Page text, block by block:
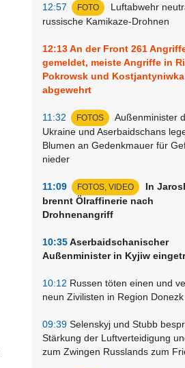
12:57 FOTO
Luftabwehr
russische Kamikaze-Drohnen
12:13An der Front 261
gemeldet, meiste Angriffe in
Pokrowsk und Kostjantyniwka
abgewehrt
11:32 FOTOS
Außenminister
Ukraine und Aserbaidschans
Blumen an Gedenkmauer für
nieder
11:09 FOTOS, VIDEO
In
brennt Ölraffinerie nach
Drohnenangriff
10:35Aserbaidschanischer
Außenminister in Kyjiw
10:12 Russen töten einen und
neun Zivilisten in Region Donezk
09:39 Selenskyj und Stubb
Stärkung der Luftverteidigung
zum Zwingen Russlands zum